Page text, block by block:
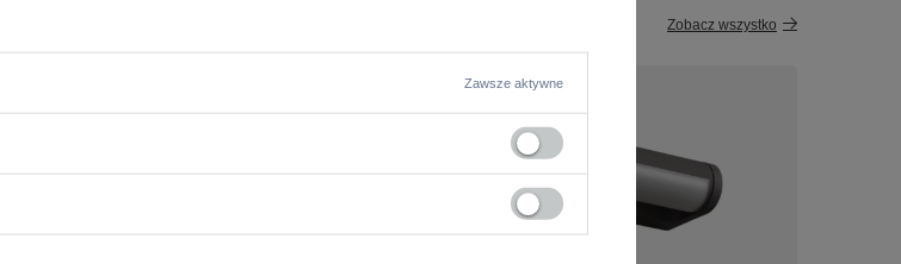
Zobacz wszystko
Zawsze aktywne